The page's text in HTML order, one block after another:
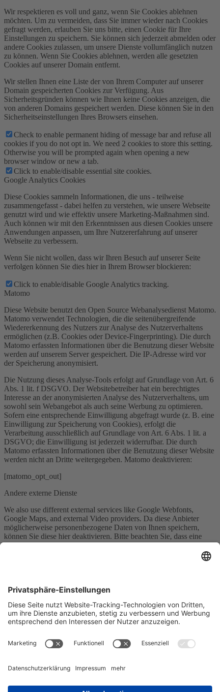
Wir respektieren es voll und ganz, wenn Sie Cookies ablehnen
möchten. Um zu vermeiden, dass Sie immer wieder nach Cookies
gefragt werden, erlauben Sie uns bitte, einen Cookie für Ihre
Einstellungen zu speichern. Sie können sich jederzeit abmelden oder
andere Cookies zulassen, um unsere Dienste vollumfänglich nutzen
zu können. Wenn Sie Cookies ablehnen, werden alle gesetzten
Cookies auf unserer Domain entfernt.
Wir stellen Ihnen eine Liste der von Ihrem Computer auf unserer
Domain gespeicherten Cookies zur Verfügung. Aus
Sicherheitsgründen können wie Ihnen keine Cookies anzeigen, die
von anderen Domains gespeichert werden. Diese können Sie in den
Sicherheitseinstellungen Ihres Browsers einsehen.
Check to enable permanent hiding of message bar and refuse all
cookies if you do not opt in. We need 2 cookies to store this setting.
Otherwise you will be prompted again when opening a new
browser window or new a tab.
Click to enable/disable essential site cookies.
Google Analytics Cookies
Diese Cookies sammeln Informationen, die uns - teilweise
zusammengefasst - dabei helfen zu verstehen, wie unsere Webseite
genutzt wird und wie effektiv unsere Marketing-Maßnahmen sind.
Auch können wir mit den Erkenntnissen aus diesen Cookies unsere
Anwendungen anpassen, um Ihre Nutzererfahrung auf unserer
Webseite zu verbessern.
Wenn Sie nicht wollen, dass wir Ihren Besuch auf unserer Seite
verfolgen können Sie dies hier in Ihrem Browser blockieren:
Click to enable/disable Google Analytics tracking.
Matomo
Diese Website benutzt den Open Source Webanalysedienst Matomo.
Matomo verwendet Technologien, die die seitenübergreifende
Wiedererkennung des Nutzers zur Analyse des Nutzerverhaltens
ermöglichen (z.B. Cookies oder Device-Fingerprinting). Die durch
Matomo erfassten Informationen über die Benutzung dieser Website
werden auf unserem Server gespeichert. Die IP-Adresse wird vor
der Speicherung anonymisiert.
Die Nutzung dieses Analyse-Tools erfolgt auf Grundlage von Art. 6
Abs. 1 lit. f DSGVO. Der Websitebetreiber hat ein berechtigtes
Interesse an der anonymisierten Analyse des Nutzerverhaltens, um
sowohl sein Webangebot als auch seine Werbung zu optimieren.
Sofern eine entsprechende Einwilligung abgefragt wurde (z. B. eine
Einwilligung zur Speicherung von Cookies), erfolgt die
Verarbeitung ausschließlich auf Grundlage von Art. 6 Abs. 1 lit. a
DSGVO; die Einwilligung ist jederzeit widerrufbar. Die durch
Matomo erfassten Informationen über die Benutzung dieser Website
werden nicht an Dritte weitergegeben. Matomo deaktivieren:
[matomo_opt_out]
Andere externe Dienste
We also use different external services like Google Webfonts,
Google Maps, and external Video providers. Da diese Anbieter
möglicherweise personenbezogene Daten von Ihnen speichern,
können Sie diese hier deaktivieren. Bitte beachten Sie, dass eine
Deaktivierung dieser Cookies die Funktionalität und das Aussehen
unserer Webseite erheblich beeinträchtigen kann. Die Änderungen
Click to enable/disable Google Webfonts.
Google Maps Einstellungen:
Google reCaptcha Einstellungen:
Click to enable/disable Google reCaptcha.